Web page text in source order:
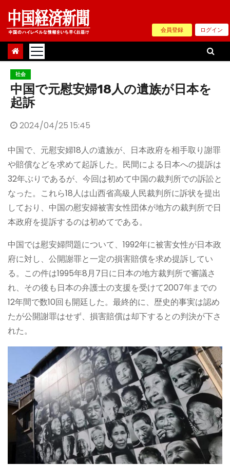
Skip
content
会員登録 ログイン
社会
中国で元慰安婦18人の遺族が日本を
起訴
2024/04/25 15:45
中国で、元慰安婦18人の遺族が、日本政府を相手取り謝罪
や賠償などを求めて起訴した。民間による日本への提訴は
32年ぶりであるが、今回は初めて中国の裁判所での訴訟と
なった。これら18人は山西省高級人民裁判所に訴状を提出
しており、中国の慰安婦被害女性団体が地方の裁判所で日
本政府を提訴するのは初めてである。
中国では慰安婦問題について、1992年に被害女性が日本政
府に対し、公開謝罪と一定の損害賠償を求め提訴してい
る。この件は1995年8月7日に日本の地方裁判所で審議さ
れ、その後も日本の弁護士の支援を受けて2007年までの
12年間で数10回も開廷した。最終的に、歴史的事実は認め
たが公開謝罪はせず、損害賠償は却下するとの判決が下さ
れた。